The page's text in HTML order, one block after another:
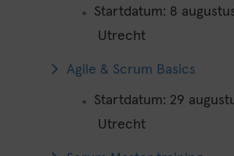
Startdatum: 8
Utrecht
Agile & Scrum Basics
Startdatum: 29
Utrecht